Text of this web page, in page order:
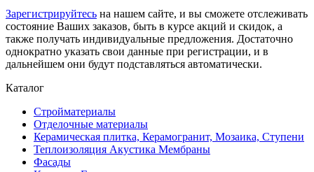
Зарегистрируйтесь на нашем сайте, и вы сможете отслеживать
состояние Ваших заказов, быть в курсе акций и скидок, а
также получать индивидуальные предложения. Достаточно
однократно указать свои данные при регистрации, и в
дальнейшем они будут подставляться автоматически.
Каталог
Стройматериалы
Отделочные материалы
Керамическая плитка, Керамогранит, Мозаика, Ступени
Теплоизоляция Акустика Мембраны
Фасады